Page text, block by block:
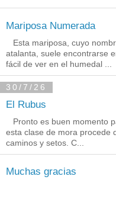
Mariposa Numerada
Esta mariposa, cuyo
atalanta, suele encontrarse
fácil de ver en el humedal ...
30/7/26
El Rubus
Pronto es buen momento
esta clase de mora procede
caminos y setos. C...
Muchas gracias